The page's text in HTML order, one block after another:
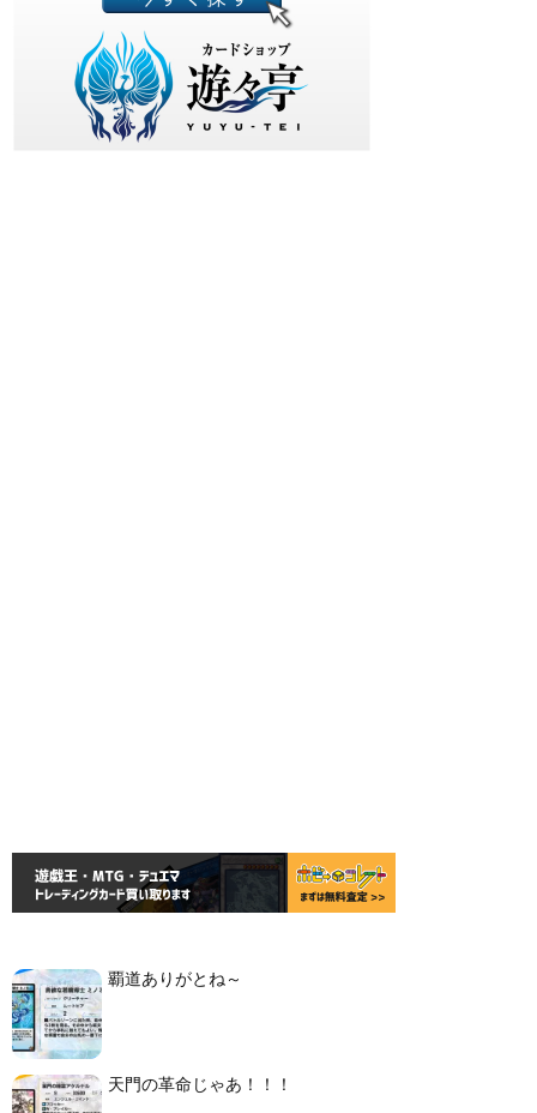
覇道ありがとね～
天門の革命じゃあ！！！